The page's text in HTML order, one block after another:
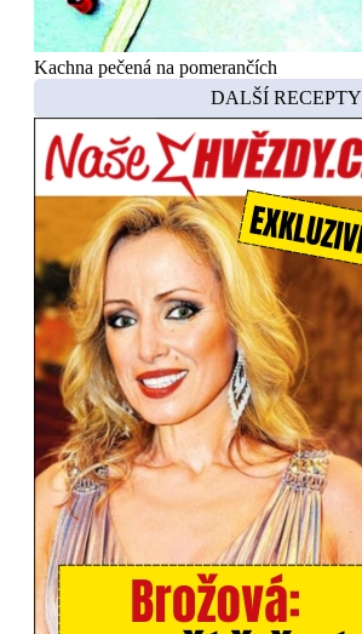
Kachna pečená na pomerančích
DALŠÍ RECEPTY